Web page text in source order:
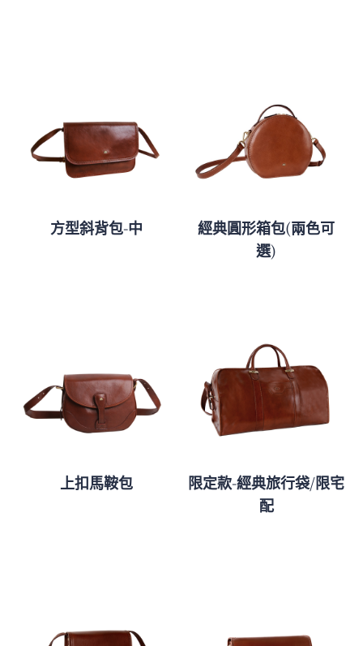
方型斜背包-中
經典圓形箱包(兩色可
選)
上扣馬鞍包
限定款-經典旅行袋/限宅
配